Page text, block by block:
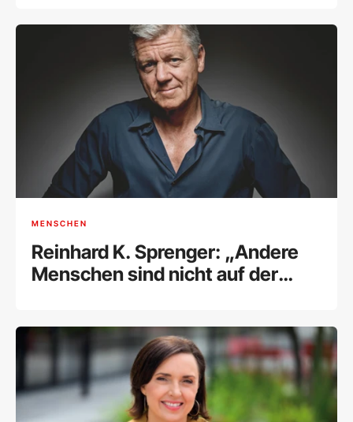
MENSCHEN
Reinhard K. Sprenger: „Andere
Menschen sind nicht auf der